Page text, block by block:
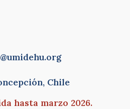
Chile
hasta marzo 2026.